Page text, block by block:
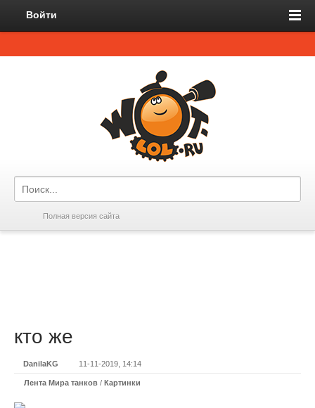
Войти
Полная версия сайта
кто же
DanilaKG 11-11-2019, 14:14
Лента Мира танков / Картинки